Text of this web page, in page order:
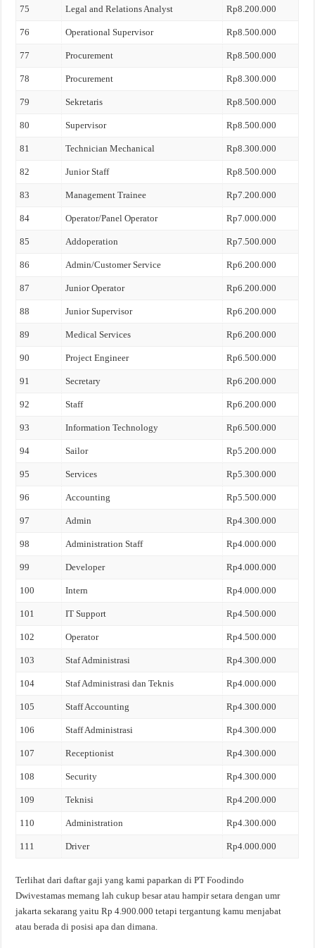
75 Legal and Relations Analyst Rp8.200.000
76 Operational Supervisor Rp8.500.000
77 Procurement Rp8.500.000
78 Procurement Rp8.300.000
79 Sekretaris Rp8.500.000
80 Supervisor Rp8.500.000
81 Technician Mechanical Rp8.300.000
82 Junior Staff Rp8.500.000
83 Management Trainee Rp7.200.000
84 Operator/Panel Operator Rp7.000.000
85 Addoperation Rp7.500.000
86 Admin/Customer Service Rp6.200.000
87 Junior Operator Rp6.200.000
88 Junior Supervisor Rp6.200.000
89 Medical Services Rp6.200.000
90 Project Engineer Rp6.500.000
91 Secretary Rp6.200.000
92 Staff Rp6.200.000
93 Information Technology Rp6.500.000
94 Sailor Rp5.200.000
95 Services Rp5.300.000
96 Accounting Rp5.500.000
97 Admin Rp4.300.000
98 Administration Staff Rp4.000.000
99 Developer Rp4.000.000
100 Intern Rp4.000.000
101 IT Support Rp4.500.000
102 Operator Rp4.500.000
103 Staf Administrasi Rp4.300.000
104 Staf Administrasi dan Teknis Rp4.000.000
105 Staff Accounting Rp4.300.000
106 Staff Administrasi Rp4.300.000
107 Receptionist Rp4.300.000
108 Security Rp4.300.000
109 Teknisi Rp4.200.000
110 Administration Rp4.300.000
111 Driver Rp4.000.000
Terlihat dari daftar gaji yang kami paparkan di PT Foodindo
Dwivestamas memang lah cukup besar atau hampir setara dengan umr
jakarta sekarang yaitu Rp 4.900.000 tetapi tergantung kamu menjabat
atau berada di posisi apa dan dimana.